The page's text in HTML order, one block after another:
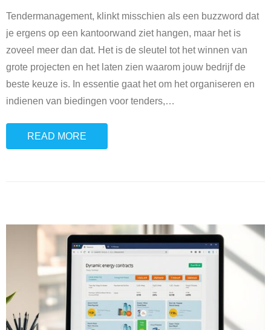
Tendermanagement, klinkt misschien als een buzzword dat
je ergens op een kantoorwand ziet hangen, maar het is
zoveel meer dan dat. Het is de sleutel tot het winnen van
grote projecten en het laten zien waarom jouw bedrijf de
beste keuze is. In essentie gaat het om het organiseren en
indienen van biedingen voor tenders,…
READ MORE